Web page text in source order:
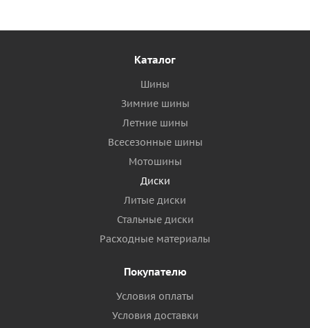
Каталог
Шины
Зимние шины
Летние шины
Всесезонные шины
Мотошины
Диски
Литые диски
Стальные диски
Расходные материалы
Покупателю
Условия оплаты
Условия доставки